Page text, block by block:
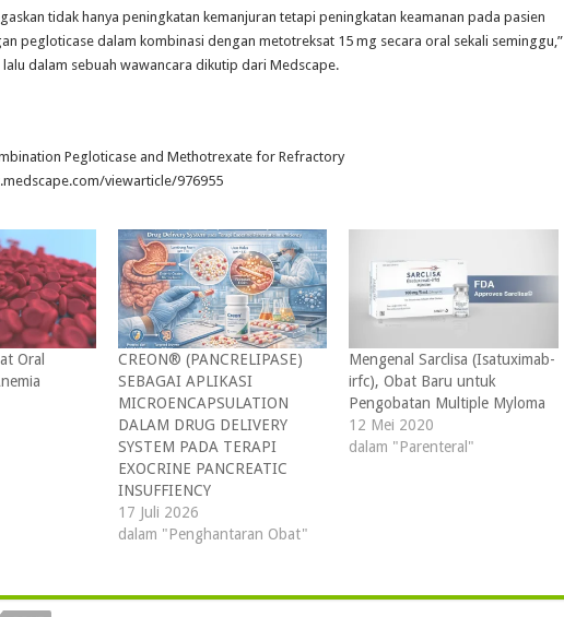
tidak hanya peningkatan kemanjuran tetapi peningkatan keamanan pada pasien
pegloticase dalam kombinasi dengan metotreksat 15 mg secara oral sekali seminggu,”
dalam sebuah wawancara dikutip dari Medscape.
Pegloticase and Methotrexate for Refractory
viewarticle/976955
Oral
CREON® (PANCRELIPASE)
SEBAGAI APLIKASI
MICROENCAPSULATION
DALAM DRUG DELIVERY
SYSTEM PADA TERAPI
EXOCRINE PANCREATIC
INSUFFIENCY
17 Juli 2026
dalam "Penghantaran Obat"
Mengenal Sarclisa (Isatuximab-
irfc), Obat Baru untuk
Pengobatan Multiple Myloma
12 Mei 2020
dalam "Parenteral"